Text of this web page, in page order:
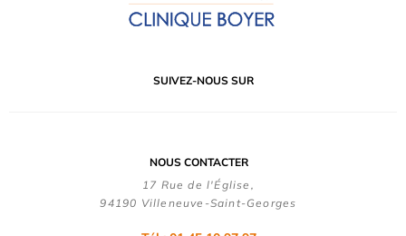
SUIVEZ-NOUS SUR
NOUS CONTACTER
17 Rue de l'Église,
94190 Villeneuve-Saint-Georges